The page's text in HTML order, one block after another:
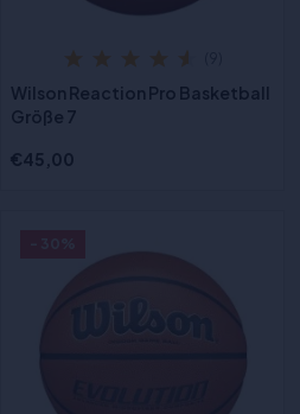
Wilson Reaction Pro Basketball
Größe 7
€45,00